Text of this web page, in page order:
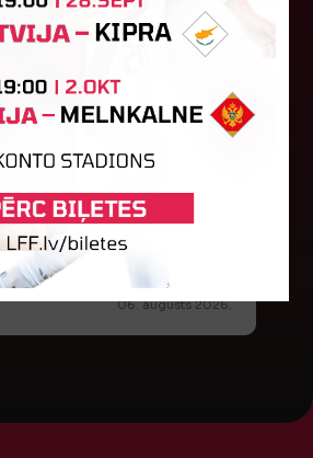
"LuckyBet" SFL
Zviedre
atzīta FS "Metta" spēlētāja
Uzvarētāja tika noskaidrota
tika apkopotas...
06. augusts 2026.